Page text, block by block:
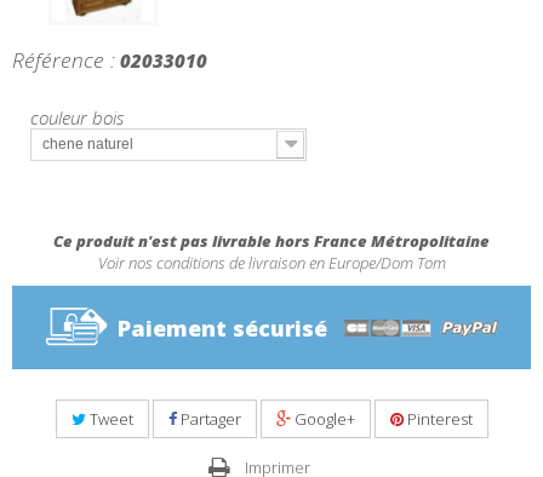
Référence : 02033010
couleur bois
chene naturel
Ce produit n'est pas livrable hors France Métropolitaine
Voir nos conditions de livraison en Europe/Dom Tom
Paiement sécurisé
Tweet Partager Google+ Pinterest
Imprimer